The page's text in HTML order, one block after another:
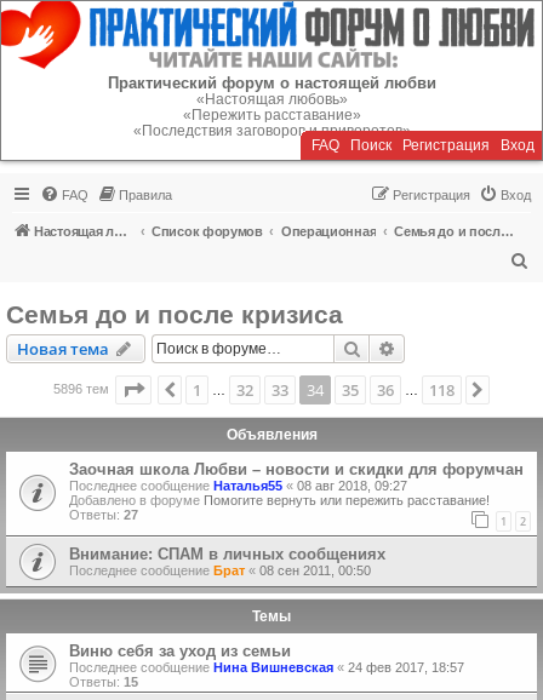
Регистрация
Практический форум о настоящей любви
«Настоящая любовь»
«Пережить расставание»
«Последствия заговоров и приворотов»
FAQ Поиск Регистрация Вход
FAQ Правила Вход
Регистрация
Настоящая любовь Список форумов Операционная
Семья до и после кризиса
Семья до и после кризиса
Новая тема
Новаятема Поиск
5896 тем Страница 34из 118
Пред.
1 32 33 34 35 36 118
Объявления
Заочная школа Любви – новости и скидки для форумчан
Последнее сообщение Наталья55 « 08 авг 2018, 09:27
Добавлено в форуме Помогите вернуть или пережить расставание!
Ответы: 27 1 2
Внимание: СПАМ в личных сообщениях
Последнее сообщение Брат « 08 сен 2011, 00:50
Темы
Виню себя за уход из семьи
Последнее сообщение Нина Вишневская « 24 фев 2017, 18:57
Ответы: 15